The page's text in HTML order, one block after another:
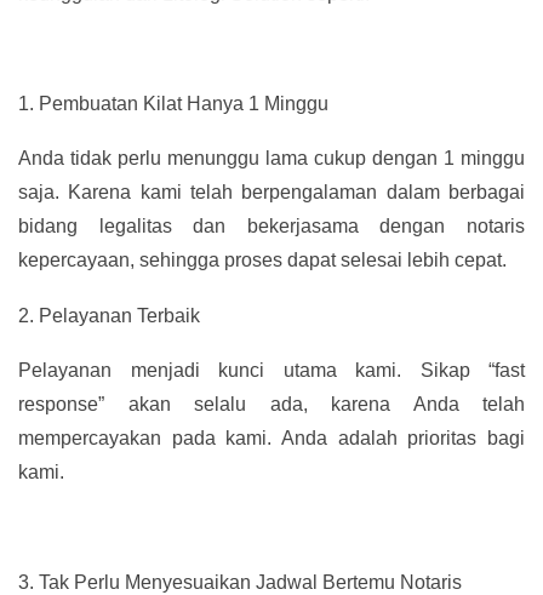
1. Pembuatan Kilat Hanya 1 Minggu
Anda tidak perlu menunggu lama cukup dengan 1 minggu
saja. Karena kami telah berpengalaman dalam berbagai
bidang legalitas dan bekerjasama dengan notaris
kepercayaan, sehingga proses dapat selesai lebih cepat.
2. Pelayanan Terbaik
Pelayanan menjadi kunci utama kami. Sikap “fast
response” akan selalu ada, karena Anda telah
mempercayakan pada kami. Anda adalah prioritas bagi
kami.
3. Tak Perlu Menyesuaikan Jadwal Bertemu Notaris